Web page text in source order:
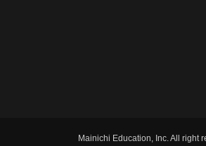
Mainichi Education, Inc. All right